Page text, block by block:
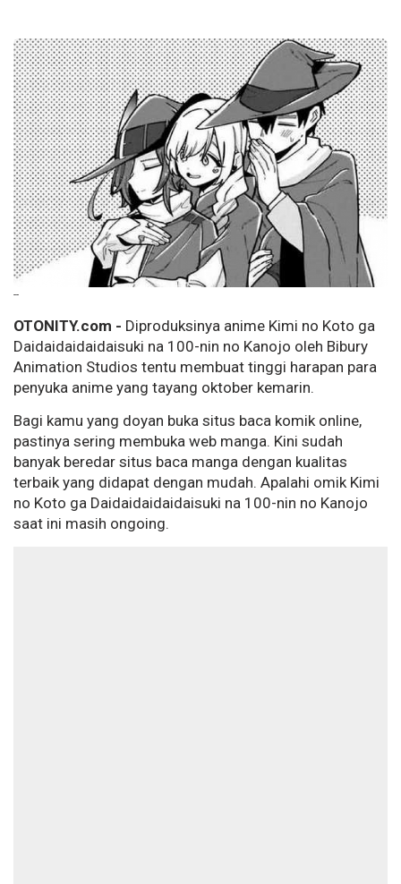
--
OTONITY.com - Diproduksinya anime Kimi no Koto ga
Daidaidaidaidaisuki na 100-nin no Kanojo oleh Bibury
Animation Studios tentu membuat tinggi harapan para
penyuka anime yang tayang oktober kemarin.
Bagi kamu yang doyan buka situs baca komik online,
pastinya sering membuka web manga. Kini sudah
banyak beredar situs baca manga dengan kualitas
terbaik yang didapat dengan mudah. Apalahi omik Kimi
no Koto ga Daidaidaidaidaisuki na 100-nin no Kanojo
saat ini masih ongoing.